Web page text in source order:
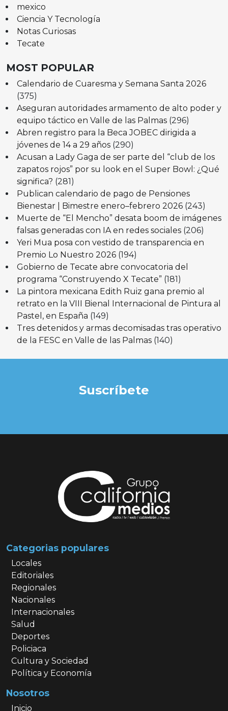
mexico
Ciencia Y Tecnología
Notas Curiosas
Tecate
MOST POPULAR
Calendario de Cuaresma y Semana Santa 2026
(375)
Aseguran autoridades armamento de alto poder y
equipo táctico en Valle de las Palmas (296)
Abren registro para la Beca JOBEC dirigida a
jóvenes de 14 a 29 años (290)
Acusan a Lady Gaga de ser parte del “club de los
zapatos rojos” por su look en el Super Bowl: ¿Qué
significa? (281)
Publican calendario de pago de Pensiones
Bienestar | Bimestre enero–febrero 2026 (243)
Muerte de “El Mencho” desata boom de imágenes
falsas generadas con IA en redes sociales (206)
Yeri Mua posa con vestido de transparencia en
Premio Lo Nuestro 2026 (194)
Gobierno de Tecate abre convocatoria del
programa “Construyendo X Tecate” (181)
La pintora mexicana Edith Ruiz gana premio al
retrato en la VIII Bienal Internacional de Pintura al
Pastel, en España (149)
Tres detenidos y armas decomisadas tras operativo
de la FESC en Valle de las Palmas (140)
Suscríbete
Categorias populares
Locales
Editoriales
Regionales
Nacionales
Internacionales
Salud
Deportes
Policiaca
Cultura y Sociedad
Política y Economía
Nosotros
Inicio